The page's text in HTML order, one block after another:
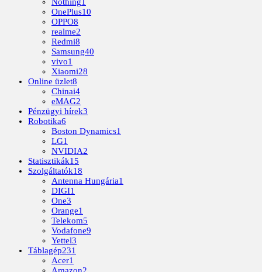
OnePlus10
OPPO8
realme2
Redmi8
Samsung40
vivo1
Xiaomi28
Online üzlet8
Chinai4
eMAG2
Pénzügyi hírek3
Robotika6
Boston Dynamics1
LG1
NVIDIA2
Statisztikák15
Szolgáltatók18
Antenna Hungária1
DIGI1
One3
Orange1
Telekom5
Vodafone9
Yettel3
Táblagép231
Acer1
Amazon2